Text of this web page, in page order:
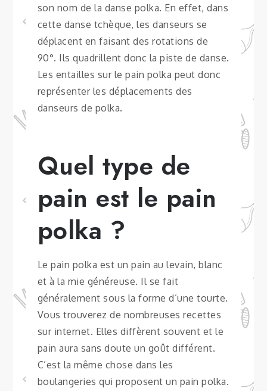
son nom de la danse polka. En effet, dans
cette danse tchèque, les danseurs se
déplacent en faisant des rotations de
90°. Ils quadrillent donc la piste de danse.
Les entailles sur le pain polka peut donc
représenter les déplacements des
danseurs de polka.
Quel type de
pain est le pain
polka ?
Le pain polka est un pain au levain, blanc
et à la mie généreuse. Il se fait
généralement sous la forme d’une tourte.
Vous trouverez de nombreuses recettes
sur internet. Elles diffèrent souvent et le
pain aura sans doute un goût différent.
C’est la même chose dans les
boulangeries qui proposent un pain polka.